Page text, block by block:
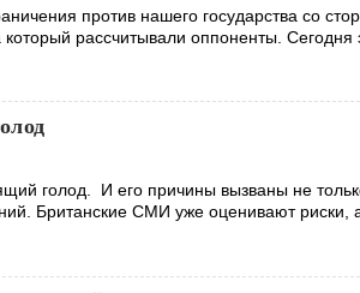
против нашего государства со
рассчитывали оппоненты. Сегодня
голод. И его причины вызваны не
Британские СМИ уже оценивают риски,